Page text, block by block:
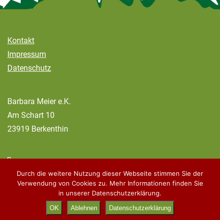
Kontakt
Impressum
Datenschutz
Barbara Meier e.K.
Am Schart 10
23919 Berkenthin
info@ dekanalkieker.de
Durch die weitere Nutzung dieser Webseite stimmen Sie der
Verwendung von Cookies zu. Mehr Informationen finden Sie
in unserer Datenschutzerklärung.
OK Ablehnen Datenschutzerklärung